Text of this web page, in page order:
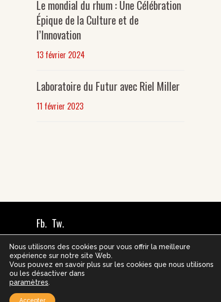
Le mondial du rhum : Une Célébration
Épique de la Culture et de
l’Innovation
13 février 2024
Laboratoire du Futur avec Riel Miller
11 février 2023
Fb. Tw.
36h pour demain 2023 – Tous droits
réservés –Mentions légales
Gérer les cookies
–Réalisé par La Cellule Digitale
Nous utilisons des cookies pour vous offrir la meilleure
expérience sur notre site Web.
Vous pouvez en savoir plus sur les cookies que nous utilisons
ou les désactiver dans
paramètres.
Accepter